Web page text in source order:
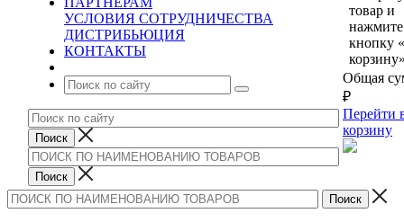
УСЛОВИЯ СОТРУДНИЧЕСТВА
ДИСТРИБЬЮЦИЯ
КОНТАКТЫ
товар и
нажмите
кнопку
Общая
₽
Перейти
корзину